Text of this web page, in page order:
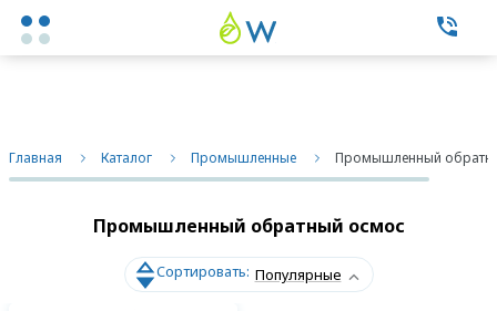
Экспертные услуги
Фильтры бытовые
Фильтры промышленные
Главная Каталог Промышленные Промышленный
Промышленный обратный осмос
Сортировать: Популярные